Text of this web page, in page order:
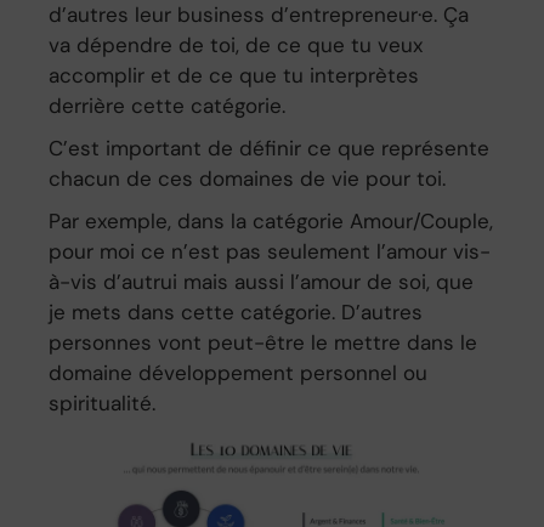
d’autres leur business d’entrepreneur·e. Ça
va dépendre de toi, de ce que tu veux
accomplir et de ce que tu interprètes
derrière cette catégorie.
C’est important de définir ce que représente
chacun de ces domaines de vie pour toi.
Par exemple, dans la catégorie Amour/Couple,
pour moi ce n’est pas seulement l’amour vis-
à-vis d’autrui mais aussi l’amour de soi, que
je mets dans cette catégorie. D’autres
personnes vont peut-être le mettre dans le
domaine développement personnel ou
spiritualité.